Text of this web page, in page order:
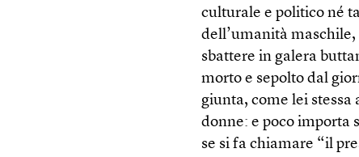
culturale e politico né
dell’umanità
sbattere in galera
morto e sepolto dal
giunta, come lei
donne: e poco importa
se si fa chiamare “il